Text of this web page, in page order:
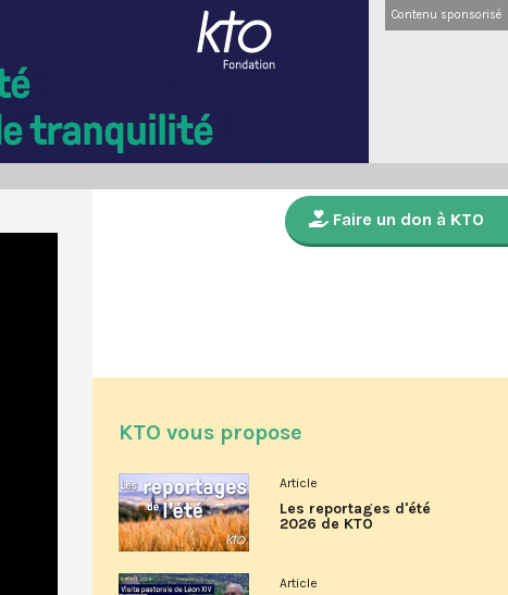
Contenu sponsorisé
Faire un don à KTO
KTO vous propose
Article
Les reportages d'été
2026 de KTO
Article